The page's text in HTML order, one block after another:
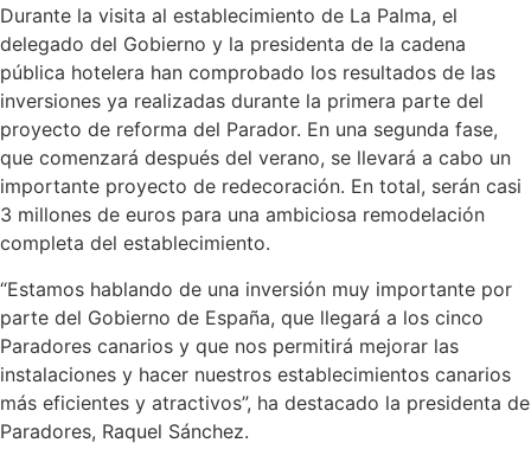
Durante la visita al establecimiento de La Palma, el
delegado del Gobierno y la presidenta de la cadena
pública hotelera han comprobado los resultados de las
inversiones ya realizadas durante la primera parte del
proyecto de reforma del Parador. En una segunda fase,
que comenzará después del verano, se llevará a cabo un
importante proyecto de redecoración. En total, serán casi
3 millones de euros para una ambiciosa remodelación
completa del establecimiento.
“Estamos hablando de una inversión muy importante por
parte del Gobierno de España, que llegará a los cinco
Paradores canarios y que nos permitirá mejorar las
instalaciones y hacer nuestros establecimientos canarios
más eficientes y atractivos”, ha destacado la presidenta de
Paradores, Raquel Sánchez.